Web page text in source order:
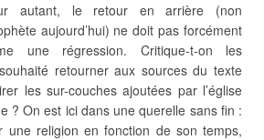
autant, le retour en arrière (non
aujourd’hui) ne doit pas forcément
une régression. Critique-t-on les
retourner aux sources du texte
les sur-couches ajoutées par l’église
? On est ici dans une querelle sans fin :
une religion en fonction de son temps,